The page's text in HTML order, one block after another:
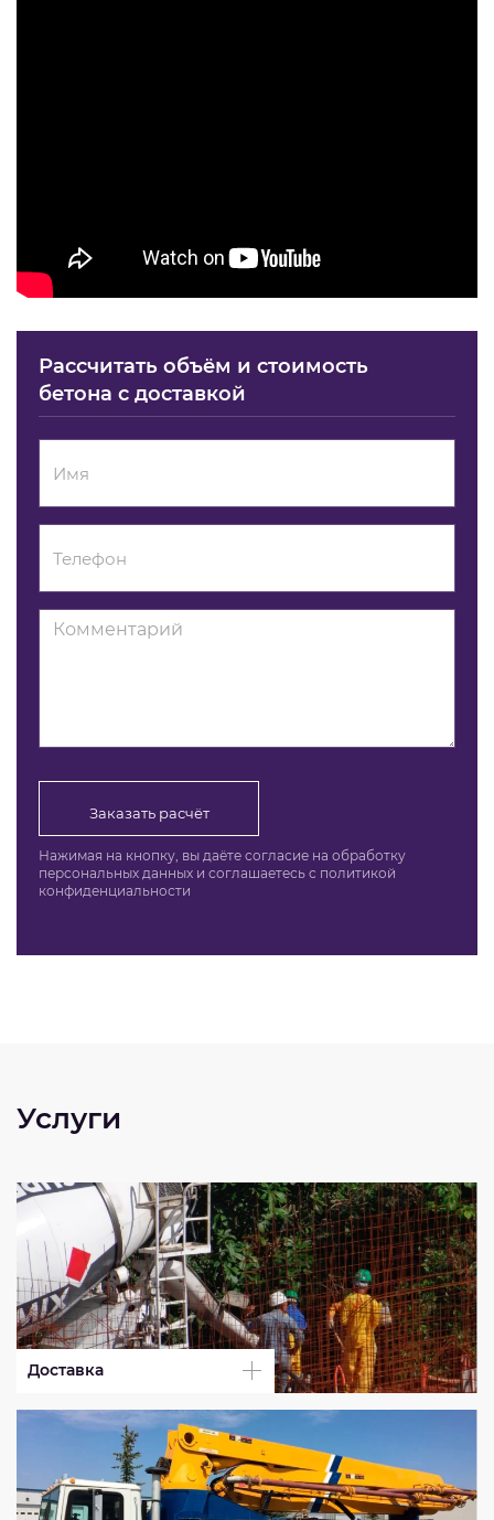
Рассчитать объём и стоимость
бетона с доставкой
Заказать расчёт
Нажимая на кнопку, вы даёте согласие на обработку
персональных данных и соглашаетесь c политикой
конфиденциальности
Услуги
Доставка